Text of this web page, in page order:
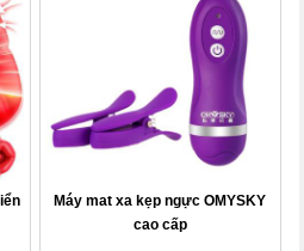
Máy mat xa kẹp ngực OMYSKY
cao cấp